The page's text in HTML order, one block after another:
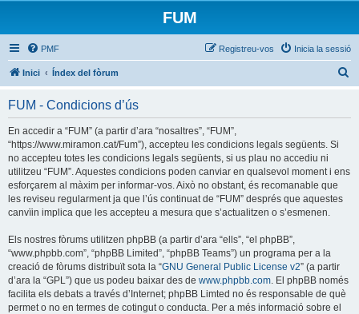
FUM
PMF Inicia la sessió
Registreu-vos
Inici Índex del fòrum
FUM - Condicions d’ús
En accedir a “FUM” (a partir d’ara “nosaltres”, “FUM”,
“https://www.miramon.cat/Fum”), accepteu les condicions legals següents. Si
no accepteu totes les condicions legals següents, si us plau no accediu ni
utilitzeu “FUM”. Aquestes condicions poden canviar en qualsevol moment i ens
esforçarem al màxim per informar-vos. Això no obstant, és recomanable que
les reviseu regularment ja que l’ús continuat de “FUM” després que aquestes
canvïin implica que les accepteu a mesura que s’actualitzen o s’esmenen.
Els nostres fòrums utilitzen phpBB (a partir d’ara “ells”, “el phpBB”,
“www.phpbb.com”, “phpBB Limited”, “phpBB Teams”) un programa per a la
creació de fòrums distribuït sota la “GNU General Public License v2” (a partir
d’ara la “GPL”) que us podeu baixar des de www.phpbb.com. El phpBB només
facilita els debats a través d’Internet; phpBB Limted no és responsable de què
permet o no en termes de cotingut o conducta. Per a més informació sobre el